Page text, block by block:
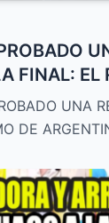
FINAL: EL
SIN UNA
UNA
DE